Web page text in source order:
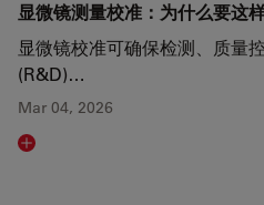
显微镜测量校准：为什么要这
显微镜校准可确保检测、质量
(R&D)…
Mar 04, 2026
Read article